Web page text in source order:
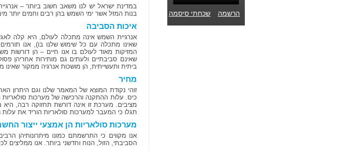
הרשמה שכחתי סיסמה
במדינת ישראל יש לנו משאב חשוב ביותר –
בנות המזל אשר ימי השמש בהן רבים וחמים יותר
איכות הסביבה
אנרגיית השמש אינה מתכלה לעולם, היא קלה
שאינו מתכלה עם כל שימוש שלנו בו), אנו
המזיקות מאוד לעולם בו אנו חיים – הן
שאינם סביבתיים ולעתים גם מותירות אחריהן
ביתית ותעשייתית, הן מושכות אנרגיה ממקור שאינו
מחיר
זוהי נקודת המוצא של המאמר שלנו וגם היתרון
כיס. עלות ההתקנה והרכישה של מערכות
מציבים. מערכת זו אינה דורשת תחזוקה רבה,
תגלו כי המעבר למערכות סולאריות הוריד את
מערכות סולאריות הן אמצעי ייצור
אנו מקווים כי התרשמתם כמונו מיתרונותיהן
הסביבתי, הזול, הנוח וחדשני ביותר. אנו ממליצים